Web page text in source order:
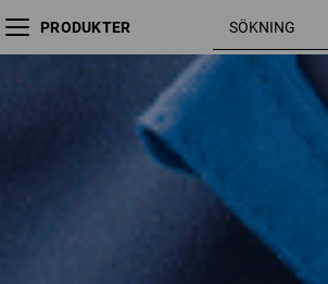
PRODUKTER